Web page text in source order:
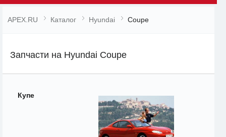
APEX.RU Каталог Hyundai Coupe
Запчасти на Hyundai Coupe
Купе